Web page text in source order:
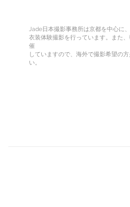
Jade日本撮影事務所は京都を中心に
衣装体験撮影を行っています。また
催
していますので、海外で撮影希望の
い。